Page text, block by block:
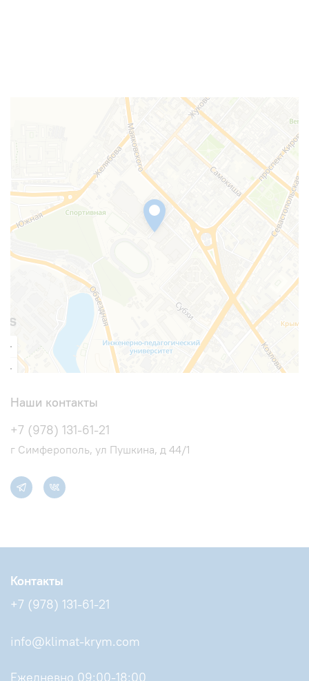
Наши контакты
+7 (978) 131-61-21
г Симферополь, ул Пушкина, д 44/1
Контакты
+7 (978) 131-61-21
info@klimat-krym.com
Ежедневно 09:00-18:00